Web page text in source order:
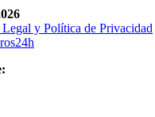
y Política de Privacidad